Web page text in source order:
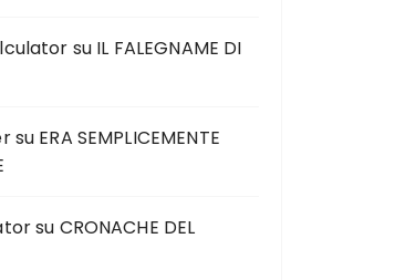
su IL FALEGNAME DI
su ERA SEMPLICEMENTE
su CRONACHE DEL